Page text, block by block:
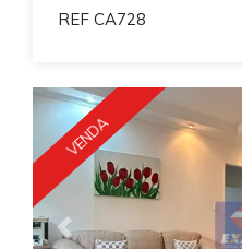
REF CA728
Previous
VENDA